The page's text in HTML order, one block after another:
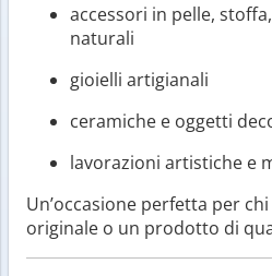
accessori in pelle,
naturali
gioielli artigianali
ceramiche e oggetti
lavorazioni artistiche e
Un’occasione perfetta per
originale o un prodotto di